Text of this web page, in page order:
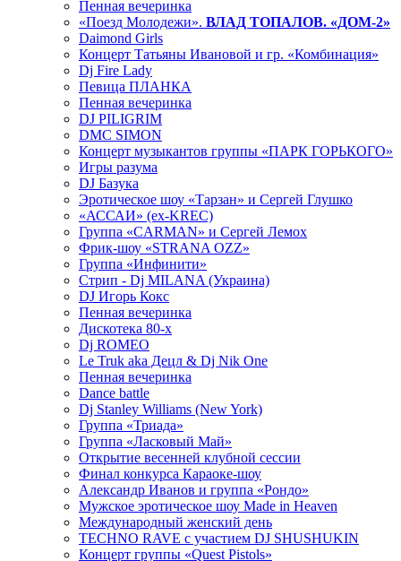
Пенная вечеринка
«Поезд Молодежи». ВЛАД ТОПАЛОВ. «ДОМ-2»
Daimond Girls
Концерт Татьяны Ивановой и гр. «Комбинация»
Dj Fire Lady
Певица ПЛАНКА
Пенная вечеринка
DJ PILIGRIM
DMC SIMON
Концерт музыкантов группы «ПАРК ГОРЬКОГО»
Игры разума
DJ Базука
Эротическое шоу «Тарзан» и Сергей Глушко
«АССАИ» (ex-KREC)
Группа «CARMAN» и Сергей Лемох
Фрик-шоу «STRANA OZZ»
Группа «Инфинити»
Стрип - Dj MILANA (Украина)
DJ Игорь Кокс
Пенная вечеринка
Дискотека 80-х
Dj ROMEO
Le Truk aka Децл & Dj Nik One
Пенная вечеринка
Dance battle
Dj Stanley Williams (New York)
Группа «Триада»
Группа «Ласковый Май»
Открытие весенней клубной сессии
Финал конкурса Караоке-шоу
Александр Иванов и группа «Рондо»
Мужское эротическое шоу Made in Heaven
Международный женский день
TECHNO RAVE с участием DJ SHUSHUKIN
Концерт группы «Quest Pistols»